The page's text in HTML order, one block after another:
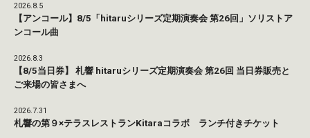
2026.8.5
【アンコール】8/5「hitaruシリーズ定期演奏会 第26回」ソリストア
ンコール曲
2026.8.3
【8/5当日券】 札響 hitaruシリーズ定期演奏会 第26回 当日券販売と
ご来場の皆さまへ
2026.7.31
札響の第９×テラスレストランKitaraコラボ ランチ付きチケット